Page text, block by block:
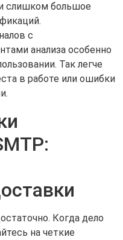
слишком большое
с
анализа особенно
Так легче
в работе или ошибки
Когда дело
на четкие